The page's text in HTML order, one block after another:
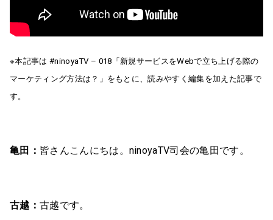
※本記事は #ninoyaTV – 018「新規サービスをWebで立ち上げる際の
マーケティング方法は？」をもとに、読みやすく編集を加えた記事で
す。
亀田： 皆さんこんにちは。ninoyaTV司会の亀田です。
古越： 古越です。